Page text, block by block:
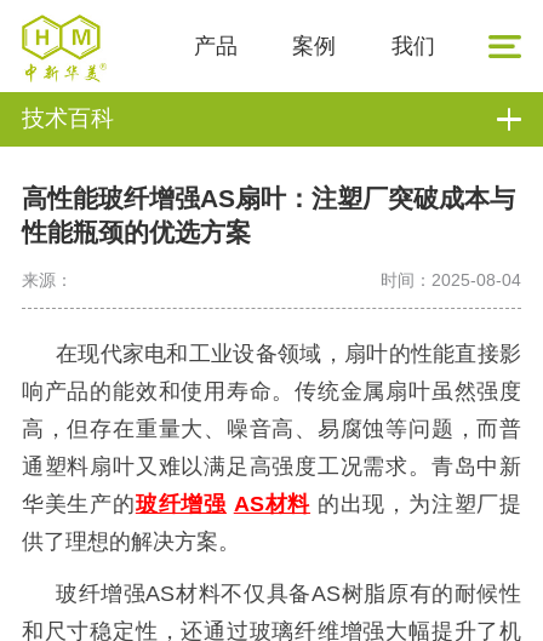
产品 案例 我们
技术百科
高性能玻纤增强AS扇叶：注塑厂突破成本与
性能瓶颈的优选方案
来源： 时间：2025-08-04
在现代家电和工业设备领域，扇叶的性能直接影
响产品的能效和使用寿命。传统金属扇叶虽然强度
高，但存在重量大、噪音高、易腐蚀等问题，而普
通塑料扇叶又难以满足高强度工况需求。青岛中新
华美生产的玻纤增强 AS材料 的出现，为注塑厂提
供了理想的解决方案。
玻纤增强AS材料不仅具备AS树脂原有的耐候性
和尺寸稳定性，还通过玻璃纤维增强大幅提升了机